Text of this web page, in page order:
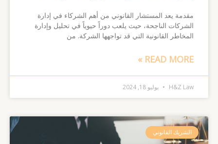
مقدمة يعد المستشار القانوني من أهم الشركاء في إدارة
الشركات الناجحة، حيث يلعب دوراً حيوياً في تحليل وإدارة
المخاطر القانونية التي قد تواجهها الشركة. من
READ MORE »
H&Z Law يوليو 18, 2024
الشريك القانوني